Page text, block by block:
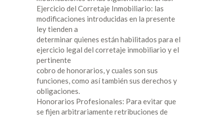
Ejercicio del Corretaje Inmobiliario: las
modificaciones introducidas en la presente
ley tienden a
determinar quienes están habilitados para el
ejercicio legal del corretaje inmobiliario y el
pertinente
cobro de honorarios, y cuales son sus
funciones, como así también sus derechos y
obligaciones.
Honorarios Profesionales: Para evitar que
se fijen arbitrariamente retribuciones de